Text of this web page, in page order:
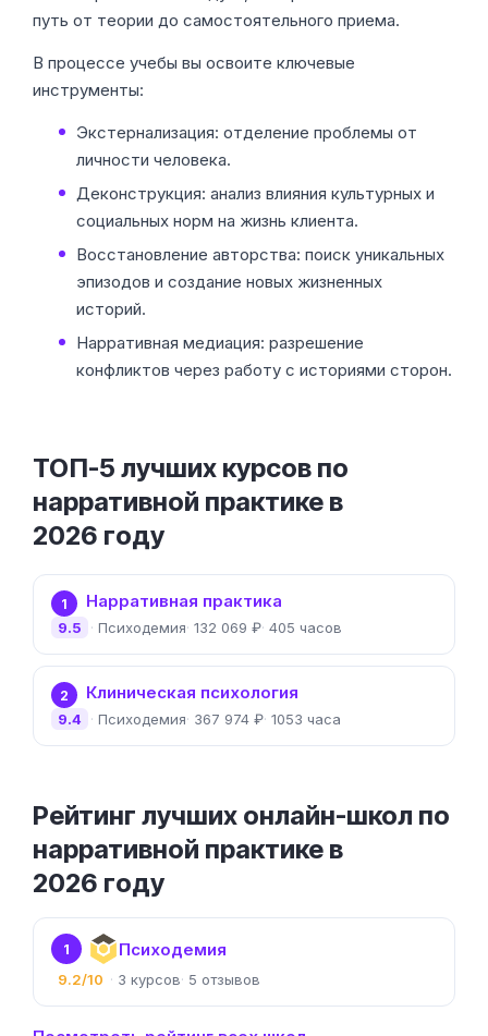
путь от теории до самостоятельного приема.
В процессе учебы вы освоите ключевые
инструменты:
Экстернализация: отделение проблемы от
личности человека.
Деконструкция: анализ влияния культурных и
социальных норм на жизнь клиента.
Восстановление авторства: поиск уникальных
эпизодов и создание новых жизненных
историй.
Нарративная медиация: разрешение
конфликтов через работу с историями сторон.
ТОП-5 лучших курсов по
нарративной практике в
2026 году
1 Нарративная практика
Психодемия 132 069 ₽ 405 часов
9.5
2 Клиническая психология
Психодемия 367 974 ₽ 1053 часа
9.4
Рейтинг лучших онлайн-школ по
нарративной практике в
2026 году
1 Психодемия
9.2/10 3 5